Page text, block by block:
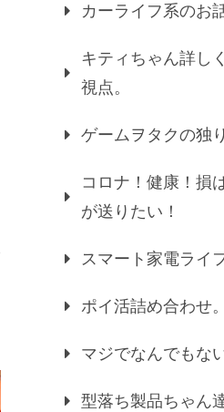
カーライフ系のお
キティちゃん詳し
視点。
ゲームヲタクの独
コロナ！健康！損
が送りたい！
スマート家電ライ
ポイ活詰め合わせ。
マジでなんでもな
型落ち製品ちゃん